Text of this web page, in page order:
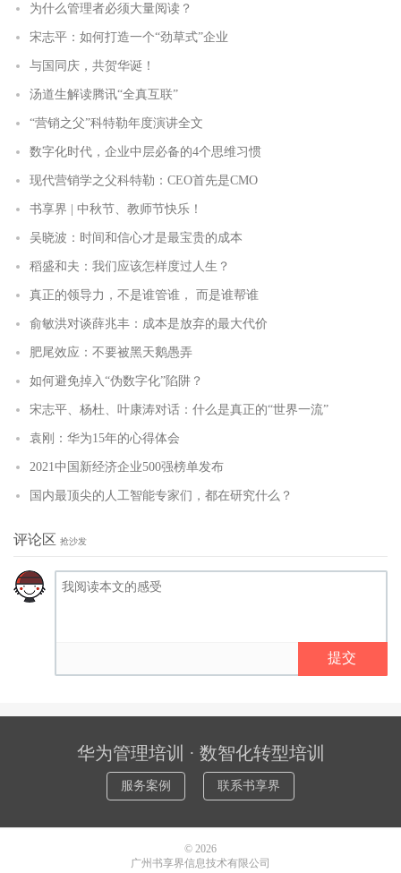
为什么管理者必须大量阅读？
宋志平：如何打造一个“劲草式”企业
与国同庆，共贺华诞！
汤道生解读腾讯“全真互联”
“营销之父”科特勒年度演讲全文
数字化时代，企业中层必备的4个思维习惯
现代营销学之父科特勒：CEO首先是CMO
书享界 | 中秋节、教师节快乐！
吴晓波：时间和信心才是最宝贵的成本
稻盛和夫：我们应该怎样度过人生？
真正的领导力，不是谁管谁， 而是谁帮谁
俞敏洪对谈薛兆丰：成本是放弃的最大代价
肥尾效应：不要被黑天鹅愚弄
如何避免掉入“伪数字化”陷阱？
宋志平、杨杜、叶康涛对话：什么是真正的“世界一流”
袁刚：华为15年的心得体会
2021中国新经济企业500强榜单发布
国内最顶尖的人工智能专家们，都在研究什么？
评论区 抢沙发
提交
华为管理培训 · 数智化转型培训
服务案例 联系书享界
© 2026
广州书享界信息技术有限公司